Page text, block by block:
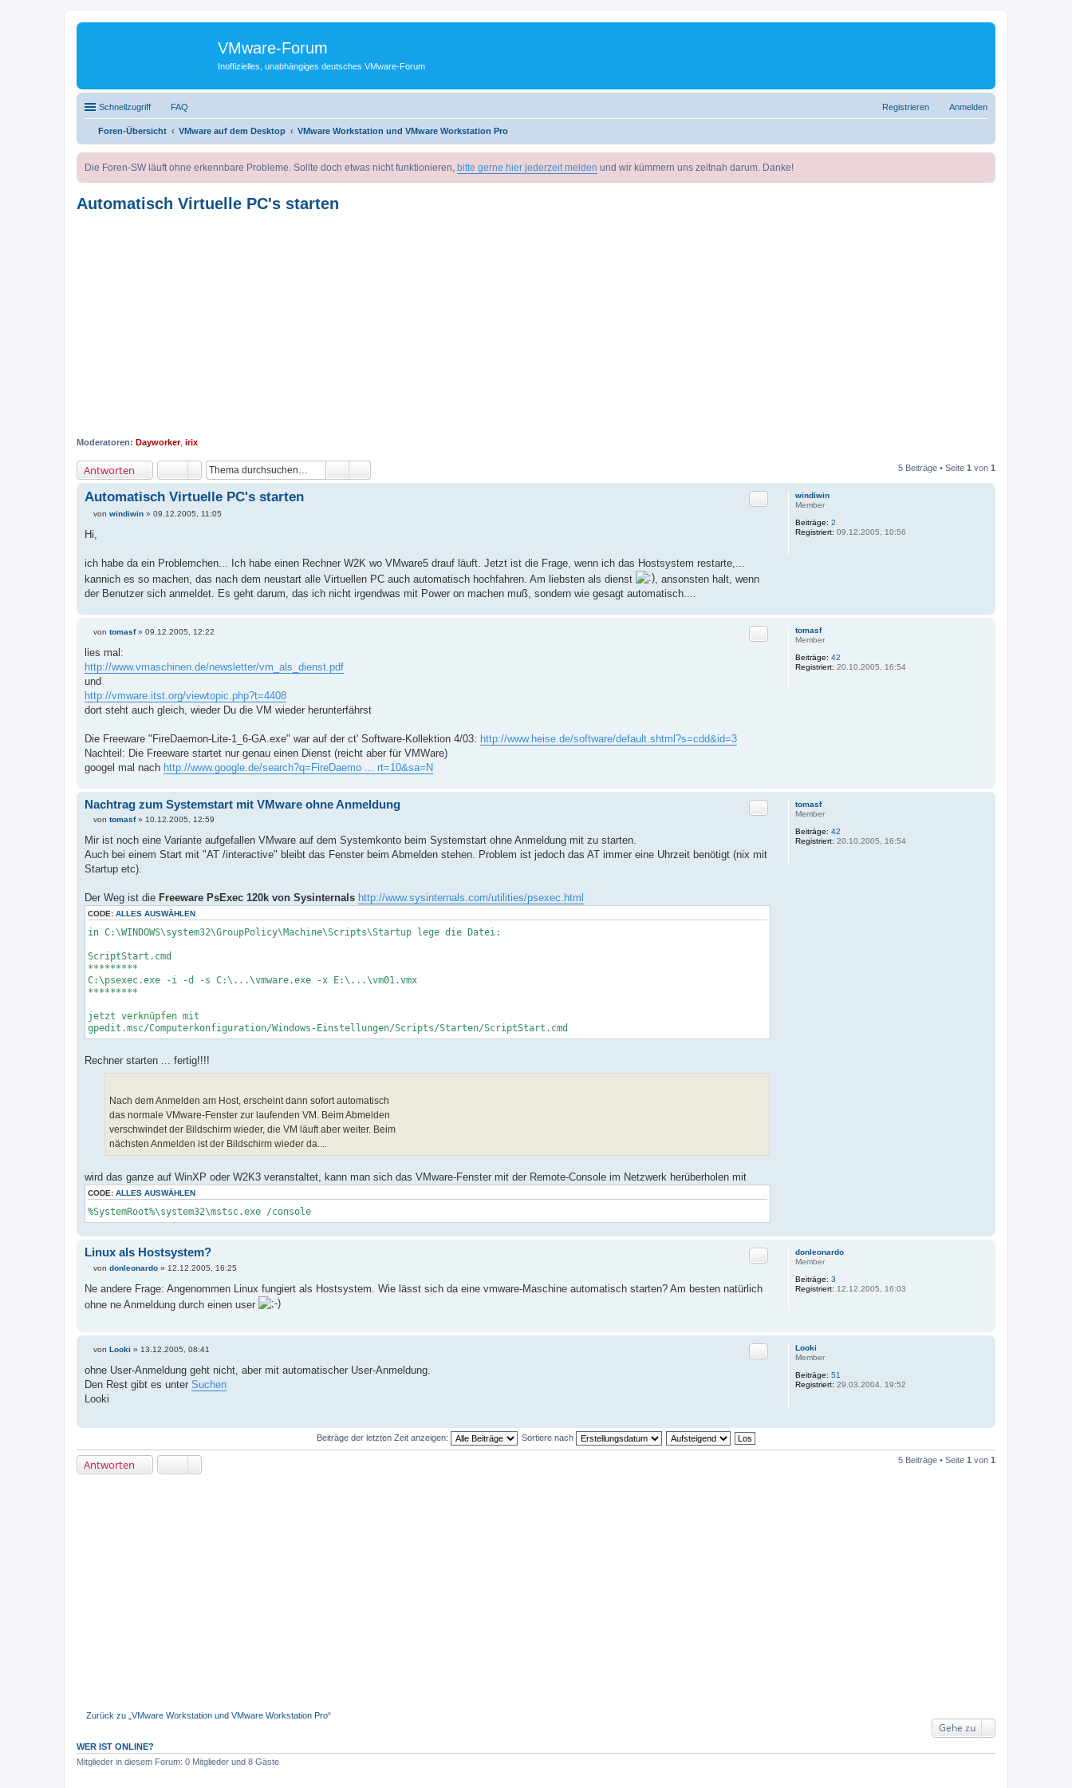
VMware-Forum
Inoffizielles, unabhängiges deutsches VMware-Forum
Schnellzugriff FAQ Anmelden
Registrieren
Foren-Übersicht VMware auf dem Desktop VMware Workstation und VMware Workstation Pro
Die Foren-SW läuft ohne erkennbare Probleme. Sollte doch etwas nicht funktionieren, bitte gerne hier jederzeit melden und wir kümmern uns zeitnah darum. Danke!
Automatisch Virtuelle PC's starten
Moderatoren: Dayworker, irix
Antworten 5 Beiträge • Seite 1 von 1
windiwin
Member
Beiträge: 2
Registriert: 09.12.2005, 10:56
Automatisch Virtuelle PC's starten Zitat
r
a
g
von windiwin » 09.12.2005, 11:05
Hi,
ich habe da ein Problemchen... Ich habe einen Rechner W2K wo VMware5 drauf läuft. Jetzt ist die Frage, wenn ich das Hostsystem restarte,...
kannich es so machen, das nach dem neustart alle Virtuellen PC auch automatisch hochfahren. Am liebsten als dienst
, ansonsten halt, wenn
der Benutzer sich anmeldet. Es geht darum, das ich nicht irgendwas mit Power on machen muß, sondern wie gesagt automatisch....
tomasf
Member
Beiträge: 42
Registriert: 20.10.2005, 16:54
Zitat
i
t
a
g
von tomasf» 09.12.2005, 12:22
lies mal:
http://www.vmaschinen.de/newsletter/vm_als_dienst.pdf
und
http://vmware.itst.org/viewtopic.php?t=4408
dort steht auch gleich, wieder Du die VM wieder herunterfährst
Die Freeware "FireDaemon-Lite-1_6-GA.exe" war auf der ct' Software-Kollektion 4/03: http://www.heise.de/software/default.shtml?s=cdd&id=3
Nachteil: Die Freeware startet nur genau einen Dienst (reicht aber für VMWare)
googel mal nach http://www.google.de/search?q=FireDaemo ... rt=10&sa=N
tomasf
Member
Beiträge: 42
Registriert: 20.10.2005, 16:54
Nachtrag zum Systemstart mit VMware ohne Anmeldung Zitat
e
i
t
r
a
von tomasf» 10.12.2005, 12:59
Mir ist noch eine Variante aufgefallen VMware auf dem Systemkonto beim Systemstart ohne Anmeldung mit zu starten.
Auch bei einem Start mit "AT /interactive" bleibt das Fenster beim Abmelden stehen. Problem ist jedoch das AT immer eine Uhrzeit benötigt (nix mit
Startup etc).
Der Weg ist die Freeware PsExec 120k von Sysinternals http://www.sysinternals.com/utilities/psexec.html
CODE: ALLES AUSWÄHLEN
in C:\WINDOWS\system32\GroupPolicy\Machine\Scripts\Startup lege die Datei:
ScriptStart.cmd
*********
C:\psexec.exe -i -d -s C:\...\vmware.exe -x E:\...\vm01.vmx
*********
jetzt verknüpfen mit
gpedit.msc/Computerkonfiguration/Windows-Einstellungen/Scripts/Starten/ScriptStart.cmd
Rechner starten ... fertig!!!!
Nach dem Anmelden am Host, erscheint dann sofort automatisch
das normale VMware-Fenster zur laufenden VM. Beim Abmelden
verschwindet der Bildschirm wieder, die VM läuft aber weiter. Beim
nächsten Anmelden ist der Bildschirm wieder da....
wird das ganze auf WinXP oder W2K3 veranstaltet, kann man sich das VMware-Fenster mit der Remote-Console im Netzwerk herüberholen mit
CODE: ALLES AUSWÄHLEN
%SystemRoot%\system32\mstsc.exe /console
donleonardo
Member
Beiträge: 3
Registriert: 12.12.2005, 16:03
Linux als Hostsystem? Zitat
i
t
von donleonardo » 12.12.2005, 16:25
Ne andere Frage: Angenommen Linux fungiert als Hostsystem. Wie lässt sich da eine vmware-Maschine automatisch starten? Am besten natürlich
ohne ne Anmeldung durch einen user
Looki
Member
Beiträge: 51
Registriert: 29.03.2004, 19:52
Zitat
i
t
a
von Looki » 13.12.2005, 08:41
ohne User-Anmeldung geht nicht, aber mit automatischer User-Anmeldung.
Den Rest gibt es unter Suchen
Looki
Beiträge der letzten Zeit anzeigen: Sortiere nach
Antworten 5 Beiträge • Seite 1 von 1
Zurück zu „VMware Workstation und VMware Workstation Pro“
Gehe zu
WER IST ONLINE?
Mitglieder in diesem Forum: 0 Mitglieder und 8 Gäste